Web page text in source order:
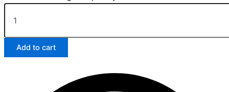
Add to cart